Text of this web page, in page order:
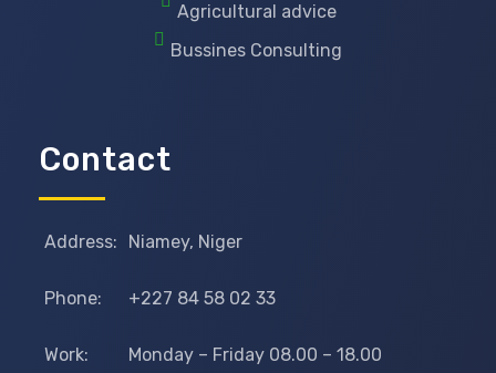
Agricultural advice
Bussines Consulting
Contact
Address: Niamey, Niger
Phone: +227 84 58 02 33
Work: Monday – Friday 08.00 – 18.00